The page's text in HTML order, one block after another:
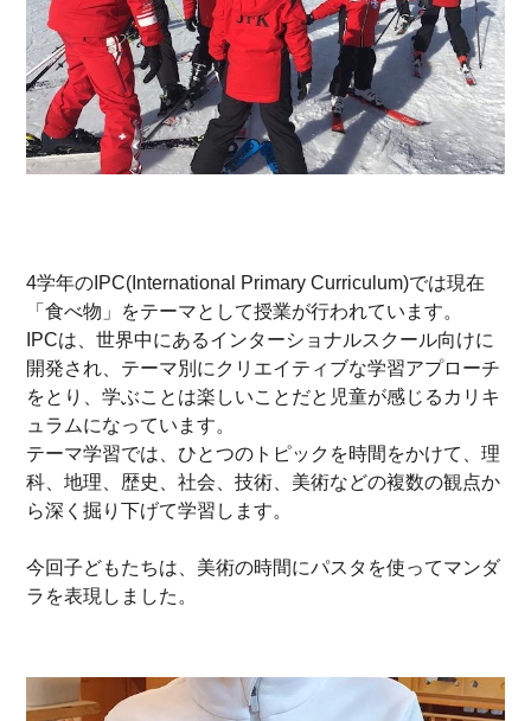
4学年のIPC(International Primary Curriculum)では現在
「食べ物」をテーマとして授業が行われています。
IPCは、世界中にあるインターショナルスクール向けに
開発され、テーマ別にクリエイティブな学習アプローチ
をとり、学ぶことは楽しいことだと児童が感じるカリキ
ュラムになっています。
テーマ学習では、ひとつのトピックを時間をかけて、理
科、地理、歴史、社会、技術、美術などの複数の観点か
ら深く掘り下げて学習します。
今回子どもたちは、美術の時間にパスタを使ってマンダ
ラを表現しました。